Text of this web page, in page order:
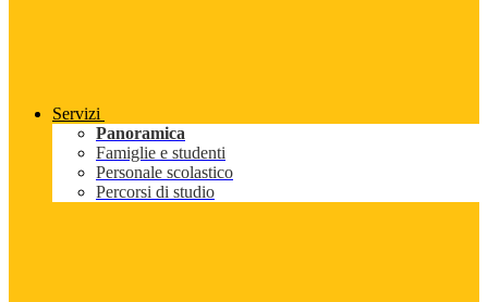
Servizi
Panoramica
Famiglie e studenti
Personale scolastico
Percorsi di studio